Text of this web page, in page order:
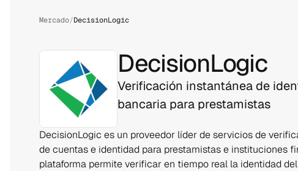
Mercado/DecisionLogic
DecisionLogic
Verificación instantánea de
bancaria para prestamistas
DecisionLogic es un proveedor líder de servicios de
de cuentas e identidad para prestamistas e instituciones
plataforma permite verificar en tiempo real la identidad